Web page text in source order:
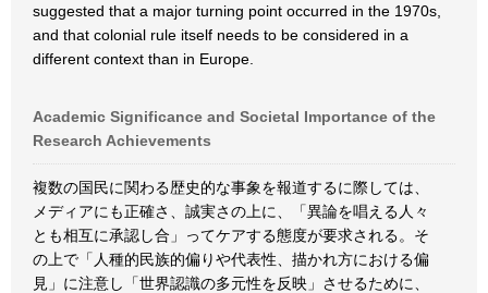
suggested that a major turning point occurred in the 1970s,
and that colonial rule itself needs to be considered in a
different context than in Europe.
Academic Significance and Societal Importance of the
Research Achievements
複数の国民に関わる歴史的な事象を報道するに際しては、
メディアにも正確さ、誠実さの上に、「異論を唱える人々
とも相互に承認し合」ってケアする態度が要求される。そ
の上で「人種的民族的偏りや代表性、描かれ方における偏
見」に注意し「世界認識の多元性を反映」させるために、